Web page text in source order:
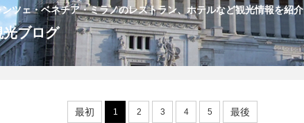
ンツェ・ベネチア・ミラノのレストラン、ホテルなど観光情報を紹介
光ブログ
最初 1 2 3 4 5 最後